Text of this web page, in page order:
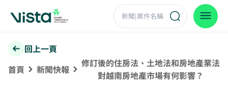
回上一頁
首頁
新聞快報
修訂後的住房法、土地法和房地產業法
對越南房地產市場有何影響？